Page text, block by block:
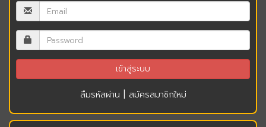
ลืมรหัสผ่าน | สมัครสมาชิกใหม่